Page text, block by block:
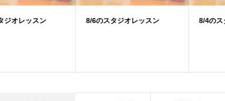
8/6のスタジオレッスン 8/4のスタジオレッスン